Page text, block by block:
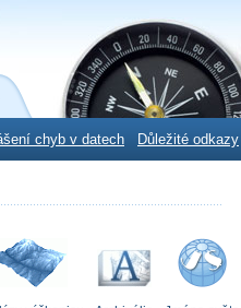
chyb v datech Důležité odkazy